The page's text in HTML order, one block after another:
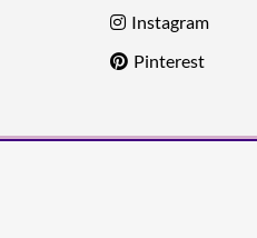
Instagram
Pinterest